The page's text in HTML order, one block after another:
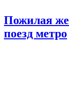
Пожилая
поезд метро